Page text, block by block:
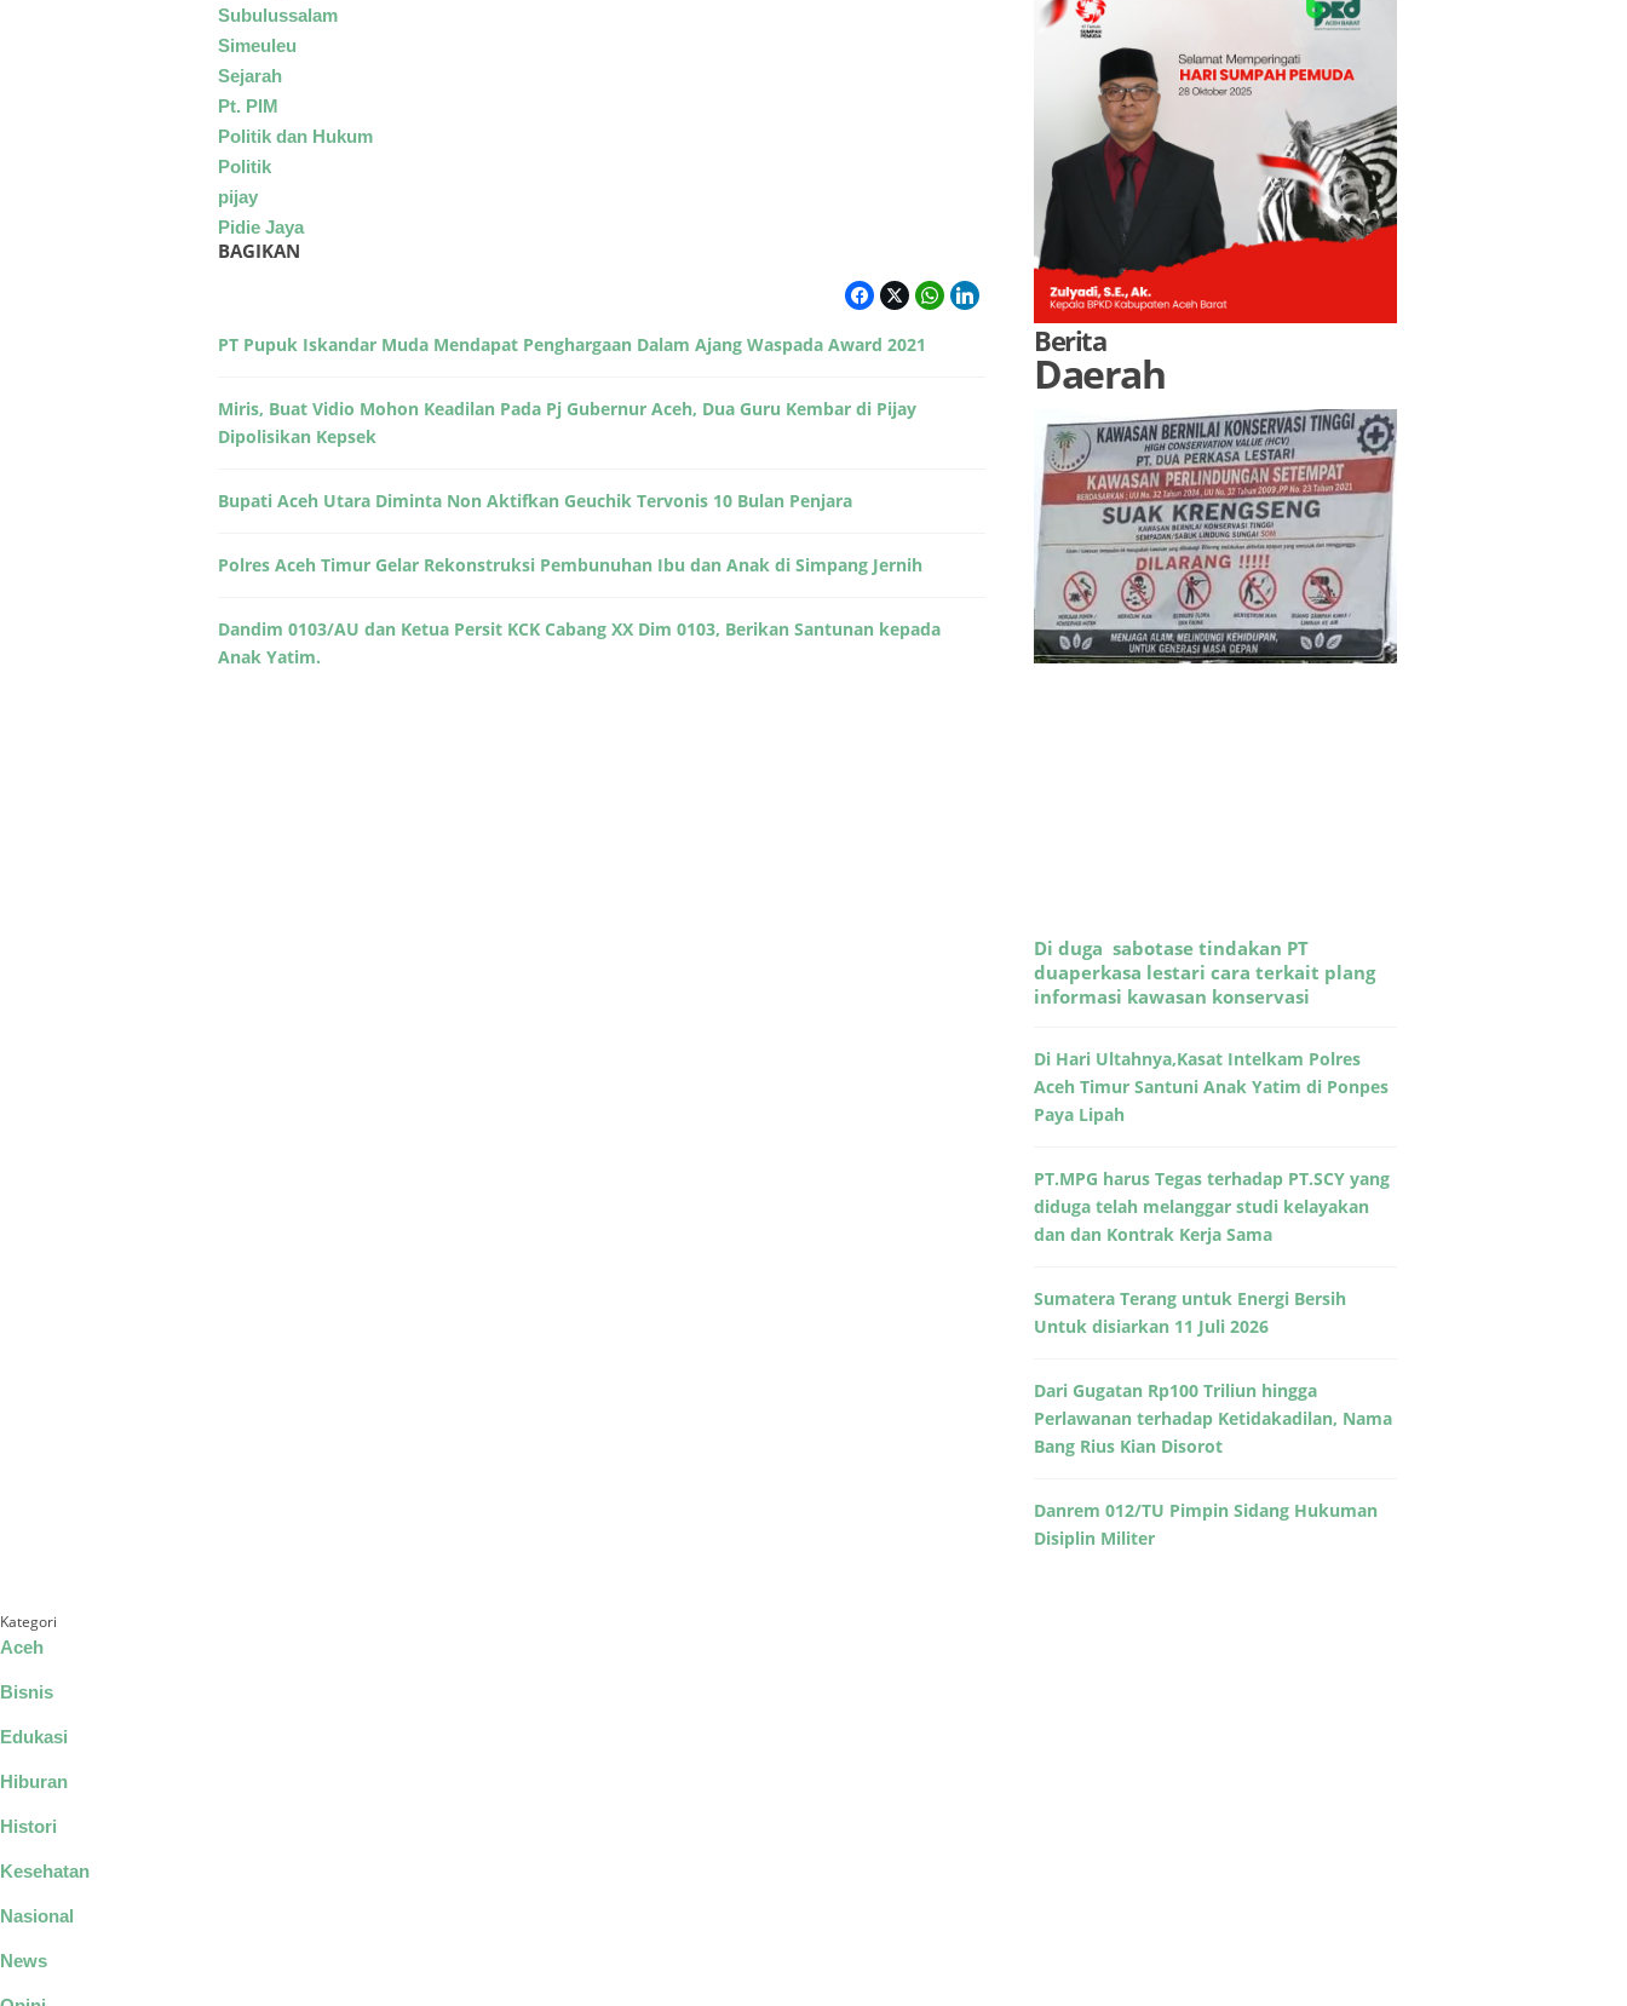
Subulussalam
Simeuleu
Sejarah
Pt. PIM
Politik dan Hukum
Politik
pijay
Pidie Jaya
BAGIKAN
PT Pupuk Iskandar Muda Mendapat Penghargaan Dalam Ajang Waspada Award 2021
Miris, Buat Vidio Mohon Keadilan Pada Pj Gubernur Aceh, Dua Guru Kembar di Pijay
Dipolisikan Kepsek
Bupati Aceh Utara Diminta Non Aktifkan Geuchik Tervonis 10 Bulan Penjara
Polres Aceh Timur Gelar Rekonstruksi Pembunuhan Ibu dan Anak di Simpang Jernih
Dandim 0103/AU dan Ketua Persit KCK Cabang XX Dim 0103, Berikan Santunan kepada
Anak Yatim.
Berita
Daerah
Di duga sabotase tindakan PT
duaperkasa lestari cara terkait plang
informasi kawasan konservasi
Di Hari Ultahnya,Kasat Intelkam Polres
Aceh Timur Santuni Anak Yatim di Ponpes
Paya Lipah
PT.MPG harus Tegas terhadap PT.SCY yang
diduga telah melanggar studi kelayakan
dan dan Kontrak Kerja Sama
Sumatera Terang untuk Energi Bersih
Untuk disiarkan 11 Juli 2026
Dari Gugatan Rp100 Triliun hingga
Perlawanan terhadap Ketidakadilan, Nama
Bang Rius Kian Disorot
Danrem 012/TU Pimpin Sidang Hukuman
Disiplin Militer
Kategori
Aceh
Bisnis
Edukasi
Hiburan
Histori
Kesehatan
Nasional
News